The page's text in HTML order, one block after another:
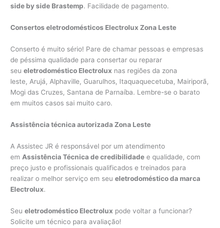
side by side Brastemp. Facilidade de pagamento.
Consertos eletrodomésticos Electrolux Zona Leste
Conserto é muito sério! Pare de chamar pessoas e empresas
de péssima qualidade para consertar ou reparar
seueletrodoméstico Electrolux nas regiões da zona
leste, Arujá, Alphaville, Guarulhos, Itaquaquecetuba, Mairiporã,
Mogi das Cruzes, Santana de Parnaíba. Lembre-se o barato
em muitos casos sai muito caro.
Assistência técnica autorizada Zona Leste
A Assistec JR é responsável por um atendimento
em Assistência Técnica de credibilidade e qualidade, com
preço justo e profissionais qualificados e treinados para
realizar o melhor serviço em seueletrodoméstico da marca
Electrolux.
Seueletrodoméstico Electrolux pode voltar a funcionar?
Solicite um técnico para avaliação!